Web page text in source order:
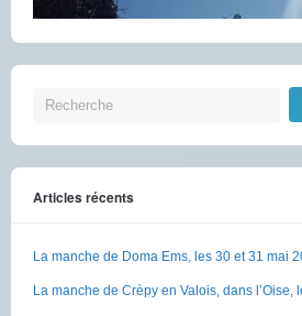
Articles récents
La manche de Doma Ems, les 30 et 31 mai
La manche de Crèpy en Valois, dans l’Oise,